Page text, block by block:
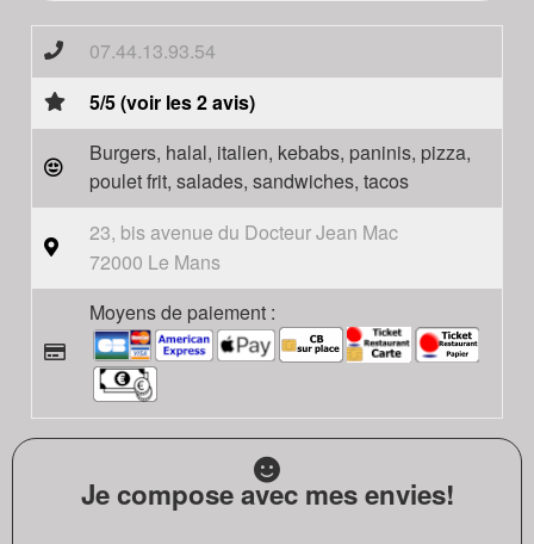
07.44.13.93.54
5/5 (voir les 2 avis)
Burgers, halal, italien, kebabs, paninis, pizza,
poulet frit, salades, sandwiches, tacos
23, bis avenue du Docteur Jean Mac
72000 Le Mans
Moyens de paiement :
Je compose avec mes envies!